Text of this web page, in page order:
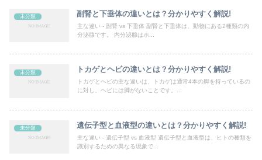
未分類 副腎と下垂体の違いとは？分かりやすく解説!
主な違い - 副腎 vs 下垂体 副腎と下垂体は、動物にある2種類の内
分泌腺です。 内分泌腺はホ...
未分類 トカゲとヘビの違いとは？分かりやすく解説!
トカゲとヘビの主な違いは、トカゲは通常4本の脚を持っているの
に対し、ヘビには脚がないことです。...
未分類 遺伝子型と血液型の違いとは？分かりやすく解説!
主な違い - 遺伝子型 vs 血液型 遺伝子型と血液型は、ヒトの種類を
識別するための異なる現象で...